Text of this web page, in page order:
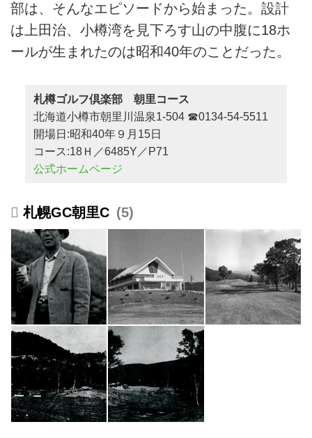
部は、そんなエピソードから始まった。設計
は上田治、小樽湾を見下ろす山の中腹に18ホ
ールが生まれたのは昭和40年のことだった。
札樽ゴルフ倶楽部 朝里コース
北海道小樽市朝里川温泉1-504 ☎0134-54-5511
開場日:昭和40年９月15日
コース:18Ｈ／6485Y／P71
公式ホームページ
札幌GC朝里C 5